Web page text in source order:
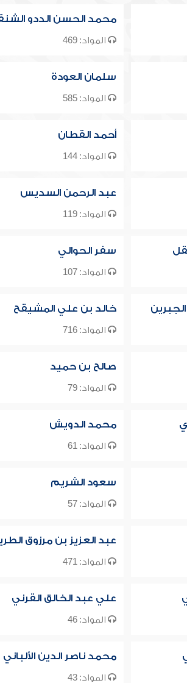
محمد الحسن الددو
المواد: 469
سلمان العودة
المواد: 585
أحمد القطان
المواد: 144
عبد الرحمن السديس
المواد: 119
سفر الحوالي
المواد: 107
خالد بن علي المشيقح
المواد: 716
صالح بن حميد
المواد: 79
محمد الدويش
المواد: 61
سعود الشريم
المواد: 57
عبد العزيز بن مرزوق
المواد: 471
علي عبد الخالق القرني
المواد: 46
محمد ناصر الدين الألباني
المواد: 43